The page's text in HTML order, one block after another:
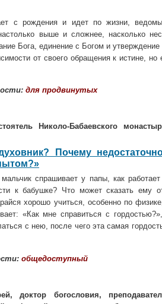
с рож­дения и идет по жизни,
выше и сложнее, насколько
Бога, единение с Богом и
от своего обращения к истине, но
для продвинутых
Николо-Бабаевского
Почему
спрашивает у папы, как
к бабушке? Что может сказать ему
хорошо учиться, особенно по
«Как мне справиться с
с нею, после чего эта самая
общедоступный
доктор богословия,